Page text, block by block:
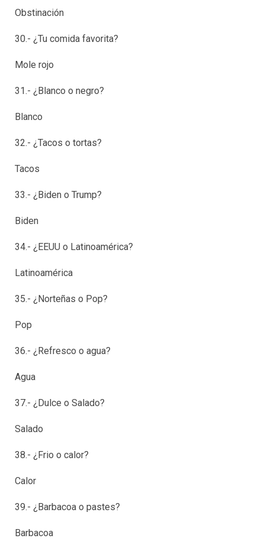
Obstinación
30.- ¿Tu comida favorita?
Mole rojo
31.- ¿Blanco o negro?
Blanco
32.- ¿Tacos o tortas?
Tacos
33.- ¿Biden o Trump?
Biden
34.- ¿EEUU o Latinoamérica?
Latinoamérica
35.- ¿Norteñas o Pop?
Pop
36.- ¿Refresco o agua?
Agua
37.- ¿Dulce o Salado?
Salado
38.- ¿Frio o calor?
Calor
39.- ¿Barbacoa o pastes?
Barbacoa